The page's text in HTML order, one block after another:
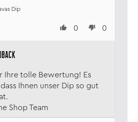
0 0
Ihre tolle Bewertung! Es
Ihnen unser Dip so gut
Shop Team
Dip